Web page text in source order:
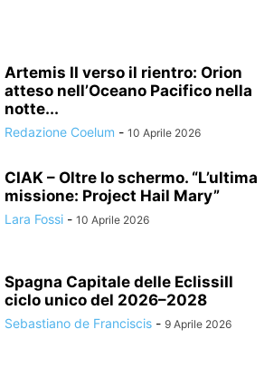
Artemis II verso il rientro: Orion
atteso nell’Oceano Pacifico nella
notte...
Redazione Coelum - 10 Aprile 2026
CIAK – Oltre lo schermo. “L’ultima
missione: Project Hail Mary”
Lara Fossi - 10 Aprile 2026
Spagna Capitale delle EclissiIl
ciclo unico del 2026–2028
Sebastiano de Franciscis - 9 Aprile 2026